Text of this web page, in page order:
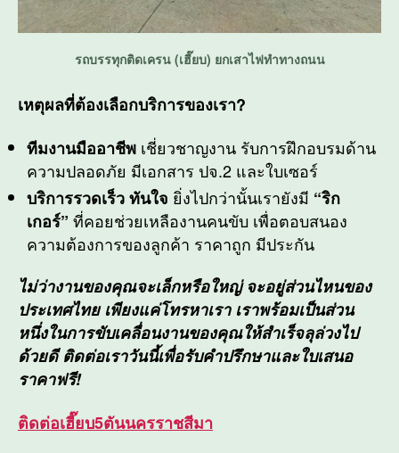
รถบรรทุกติดเครน (เฮี๊ยบ) ยกเสาไฟทำทางถนน
เหตุผลที่ต้องเลือกบริการของเรา?
ทีมงานมืออาชีพ เชี่ยวชาญงาน รับการฝึกอบรมด้าน
ความปลอดภัย มีเอกสาร ปจ.2 และใบเซอร์
บริการรวดเร็ว ทันใจ ยิ่งไปกว่านั้นเรายังมี “ริก
เกอร์” ที่คอยช่วยเหลืองานคนขับ เพื่อตอบสนอง
ความต้องการของลูกค้า ราคาถูก มีประกัน
ไม่ว่างานของคุณจะเล็กหรือใหญ่ จะอยู่ส่วนไหนของ
ประเทศไทย เพียงแค่โทรหาเรา เราพร้อมเป็นส่วน
หนึ่งในการขับเคลื่อนงานของคุณให้สำเร็จลุล่วงไป
ด้วยดี ติดต่อเราวันนี้เพื่อรับคำปรึกษาและใบเสนอ
ราคาฟรี!
ติดต่อเฮี๊ยบ5ตันนครราชสีมา